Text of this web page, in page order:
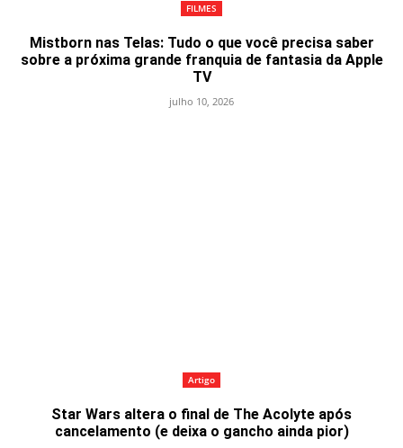
FILMES
Mistborn nas Telas: Tudo o que você precisa saber
sobre a próxima grande franquia de fantasia da Apple
TV
julho 10, 2026
Artigo
Star Wars altera o final de The Acolyte após
cancelamento (e deixa o gancho ainda pior)